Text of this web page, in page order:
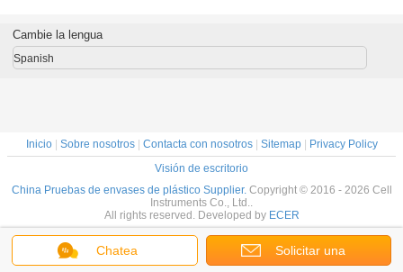
presurización
Chatea Solicitar una
Cambie la lengua
Spanish
Inicio| Sobre nosotros| Contacta con nosotros| Sitemap| Privacy Policy
Visión de escritorio
China Pruebas de envases de plástico Supplier. Copyright © 2016 - 2026 Cell
Instruments Co., Ltd..
All rights reserved. Developed by ECER